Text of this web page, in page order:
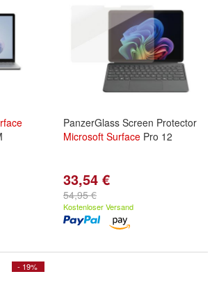
PanzerGlass Screen Protector
Microsoft Surface Pro 12
33,54 €
54,95 €
Kostenloser Versand
- 19%